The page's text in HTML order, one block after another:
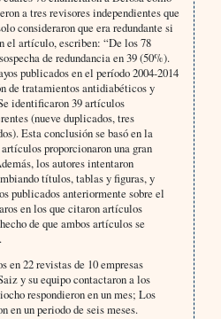
a tres revisores independientes que
consideraron que era redundante si
el artículo, escriben: “De los 78
de redundancia en 39 (50%).
publicados en el período 2004-2014
de tratamientos antidiabéticos y
identificaron 39 artículos
(nueve duplicados, tres
Esta conclusión se basó en la
proporcionaron una gran
los autores intentaron
títulos, tablas y figuras, y
publicados anteriormente sobre el
en los que citaron artículos
de que ambos artículos se
en 22 revistas de 10 empresas
y su equipo contactaron a los
respondieron en un mes; Los
en un periodo de seis meses.